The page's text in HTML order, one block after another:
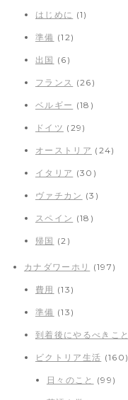
はじめに (1)
準備 (12)
出国 (6)
フランス (26)
ベルギー (18)
ドイツ (29)
オーストリア (24)
イタリア (30)
ヴァチカン (3)
スペイン (18)
帰国 (2)
カナダワーホリ (197)
費用 (13)
準備 (13)
到着後にやるべきこと
ビクトリア生活 (160)
日々のこと (99)